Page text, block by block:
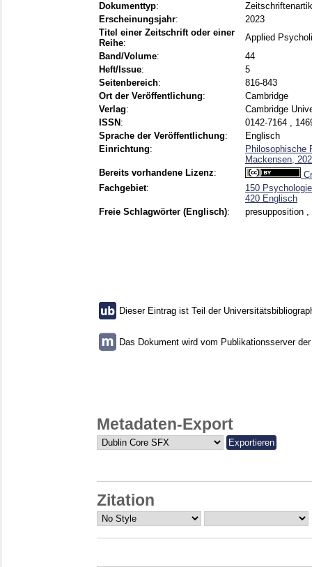
Dokumenttyp:
Erscheinungsjahr:
2023
Titel einer Zeitschrift oder einer
Reihe:
Applied
Band/Volume:
44
Heft/Issue:
5
Seitenbereich:
816-843
Ort der Veröffentlichung:
Cambridge
Verlag:
Cambridge
ISSN :
0142-7164 ,
Sprache der Veröffentlichung:
Englisch
Einrichtung:
Philosophische
Mackensen,
Bereits vorhandene Lizenz:
Fachgebiet:
150 Psychologie
420 Englisch
Freie Schlagwörter (Englisch): presupposition
Dieser Eintrag ist Teil der
Das Dokument wird vom Publikationsserver
Metadaten-Export
Zitation